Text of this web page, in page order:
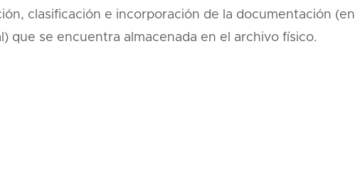
clasificación e incorporación de la documentación (en
que se encuentra almacenada en el archivo físico.